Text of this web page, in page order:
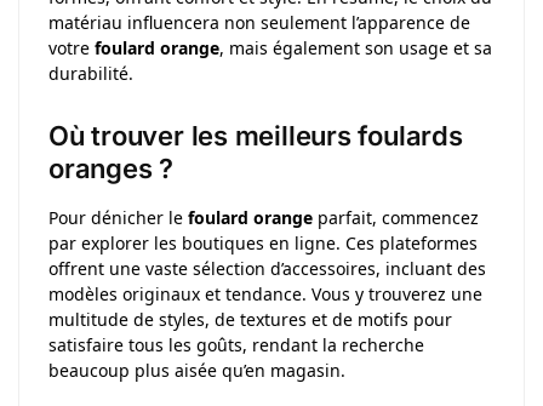
matériau influencera non seulement l’apparence de
votre foulard orange, mais également son usage et sa
durabilité.
Où trouver les meilleurs foulards
oranges ?
Pour dénicher le foulard orange parfait, commencez
par explorer les boutiques en ligne. Ces plateformes
offrent une vaste sélection d’accessoires, incluant des
modèles originaux et tendance. Vous y trouverez une
multitude de styles, de textures et de motifs pour
satisfaire tous les goûts, rendant la recherche
beaucoup plus aisée qu’en magasin.